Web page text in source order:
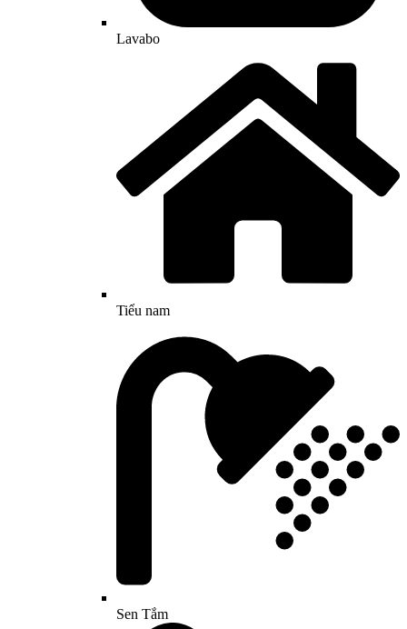
Lavabo
Tiểu nam
Sen Tắm